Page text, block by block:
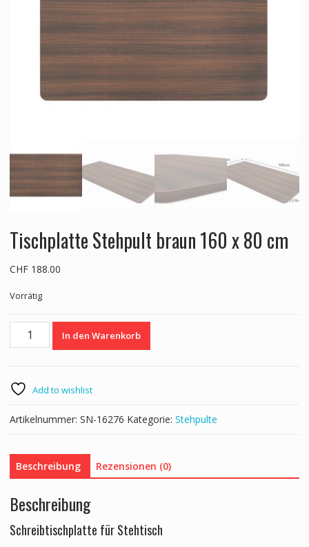
Tischplatte Stehpult braun 160 x 80 cm
CHF188.00
Vorrätig
Tischplatte
Stehpult
x
80
cm
Menge
In den Warenkorb
Add to wishlist
Artikelnummer: SN-16276 Kategorie: Stehpulte
Beschreibung Rezensionen (0)
Beschreibung
Schreibtischplatte für Stehtisch